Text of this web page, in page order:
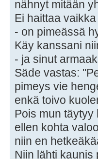
nähnyt mitään
Ei haittaa
- on pimeässä
Käy kanssani
- ja sinut
Säde vastas:
pimeys vie
enkä toivo
Pois mun täytyy
ellen kohta
niin en
Niin lähti kaunis